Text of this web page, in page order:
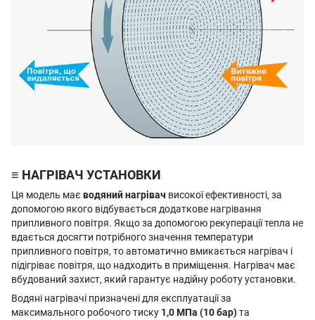
≡ НАГРІВАЧ УСТАНОВКИ
Ця модель має водяний нагрівач високої ефективності, за
допомогою якого відбувається додаткове нагрівання
припливного повітря. Якщо за допомогою рекуперації тепла не
вдається досягти потрібного значення температури
припливного повітря, то автоматично вмикається нагрівач і
підігріває повітря, що надходить в приміщення. Нагрівач має
вбудований захист, який гарантує надійну роботу установки.
Водяні нагрівачі призначені для експлуатації за
максимального робочого тиску 1,0 МПа (10 бар)та